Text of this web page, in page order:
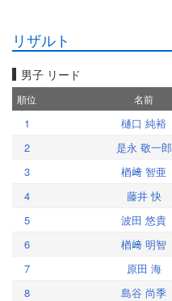
リザルト
男子 リード
順位 名前
1 樋口 純裕
2
是永 敬一郎
3
楢﨑 智亜
4
藤井 快
5
波田 悠貴
6
楢﨑 明智
7
原田 海
8
島谷 尚季